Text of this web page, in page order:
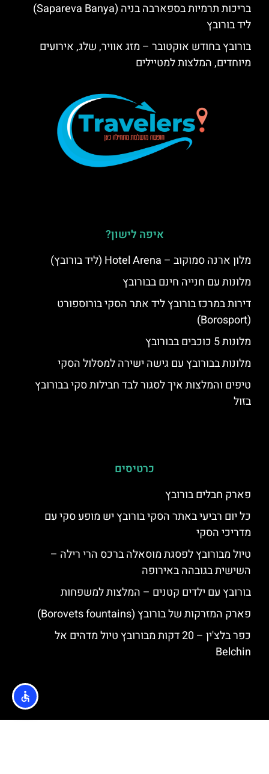
בריכות תרמיות בספארבה בניה (Sapareva Banya)
ליד בורובץ
בורובץ בחודש אוקטובר – מזג אוויר, שלג, אירועים
מיוחדים, המלצות למטיילים
איפה לישון?
מלון ארנה סמוקוב – Hotel Arena (ליד בורובץ)
מלונות עם חנייה חינם בבורובץ
דירות במרכז בורובץ ליד אתר הסקי בורוספורט
(Borosport)
מלונות 5 כוכבים בבורובץ
מלונות בבורובץ עם גישה ישירה למסלול הסקי
טיפים והמלצות איך לסגור לבד חבילות סקי בבורובץ
בזול
כרטיסים
פארק חבלים בורובץ
כל יום רביעי באתר הסקי בורובץ יש מופע סקי עם
מדריכי הסקי
טיול מבורובץ לפסגת מוסאלה ברכס הרי רילה –
השישית בגובהה באירופה
בורובץ עם ילדים קטנים – המלצות למשפחות
פארק המזרקות של בורובץ (Borovets fountains)
כפר בלצ'ין – 20 דקות מבורובץ טיול מדהים אל
Belchin